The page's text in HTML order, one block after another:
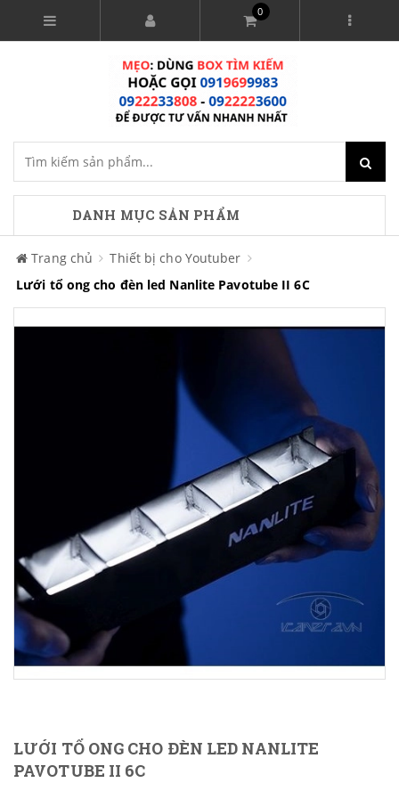
0
DANH MỤC SẢN PHẨM
Trang chủ
Thiết bị cho Youtuber
Lưới tổ ong cho đèn led Nanlite Pavotube II 6C
LƯỚI TỔ ONG CHO ĐÈN LED NANLITE
PAVOTUBE II 6C